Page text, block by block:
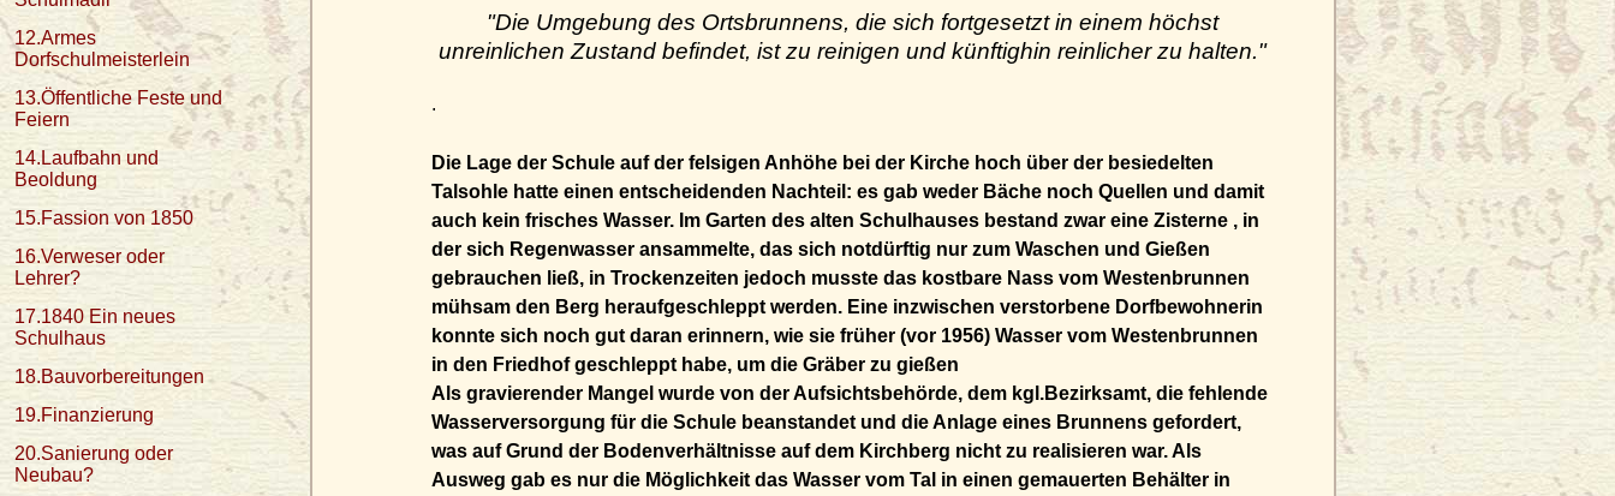
Die Lage der Schule auf der felsigen Anhöhe bei der Kirche hoch über der besiedelten
Talsohle hatte einen entscheidenden Nachteil: es gab weder Bäche noch Quellen und damit
auch kein frisches Wasser. Im Garten des alten Schulhauses bestand zwar eine Zisterne , in
der sich Regenwasser ansammelte, das sich notdürftig nur zum Waschen und Gießen
gebrauchen ließ, in Trockenzeiten jedoch musste das kostbare Nass vom Westenbrunnen
mühsam den Berg heraufgeschleppt werden. Eine inzwischen verstorbene Dorfbewohnerin
konnte sich noch gut daran erinnern, wie sie früher (vor 1956) Wasser vom Westenbrunnen
in den Friedhof geschleppt habe, um die Gräber zu gießen
Als gravierender Mangel wurde von der Aufsichtsbehörde, dem kgl.Bezirksamt, die fehlende
Wasserversorgung für die Schule beanstandet und die Anlage eines Brunnens gefordert,
was auf Grund der Bodenverhältnisse auf dem Kirchberg nicht zu realisieren war. Als
Ausweg gab es nur die Möglichkeit das Wasser vom Tal in einen gemauerten Behälter in
"Die Umgebung des Ortsbrunnens, die sich fortgesetzt in einem höchst
unreinlichen Zustand befindet, ist zu reinigen und künftighin reinlicher zu halten."
.
12.Armes
Dorfschulmeisterlein
13.Öffentliche Feste und
Feiern
14.Laufbahn und
Beoldung
15.Fassion von 1850
16.Verweser oder
Lehrer?
17.1840 Ein neues
Schulhaus
18.Bauvorbereitungen
19.Finanzierung
20.Sanierung oder
Neubau?